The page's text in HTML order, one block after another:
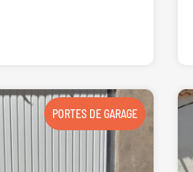
PORTES DE GARAGE